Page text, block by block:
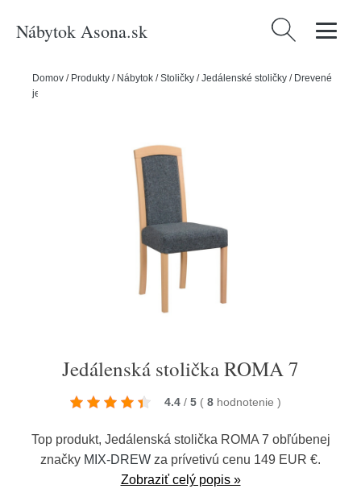
Nábytok Asona.sk Hľadať:
Domov / Produkty / Nábytok /Stoličky /Jedálenské stoličky / Drevené
jedálenské stoličky
Jedálenská stolička ROMA 7
4.4 / 5 ( 8 hodnotenie )
Top produkt, Jedálenská stolička ROMA 7 obľúbenej
značky MIX-DREW za prívetivú cenu 149 EUR €.
Zobraziť celý popis »